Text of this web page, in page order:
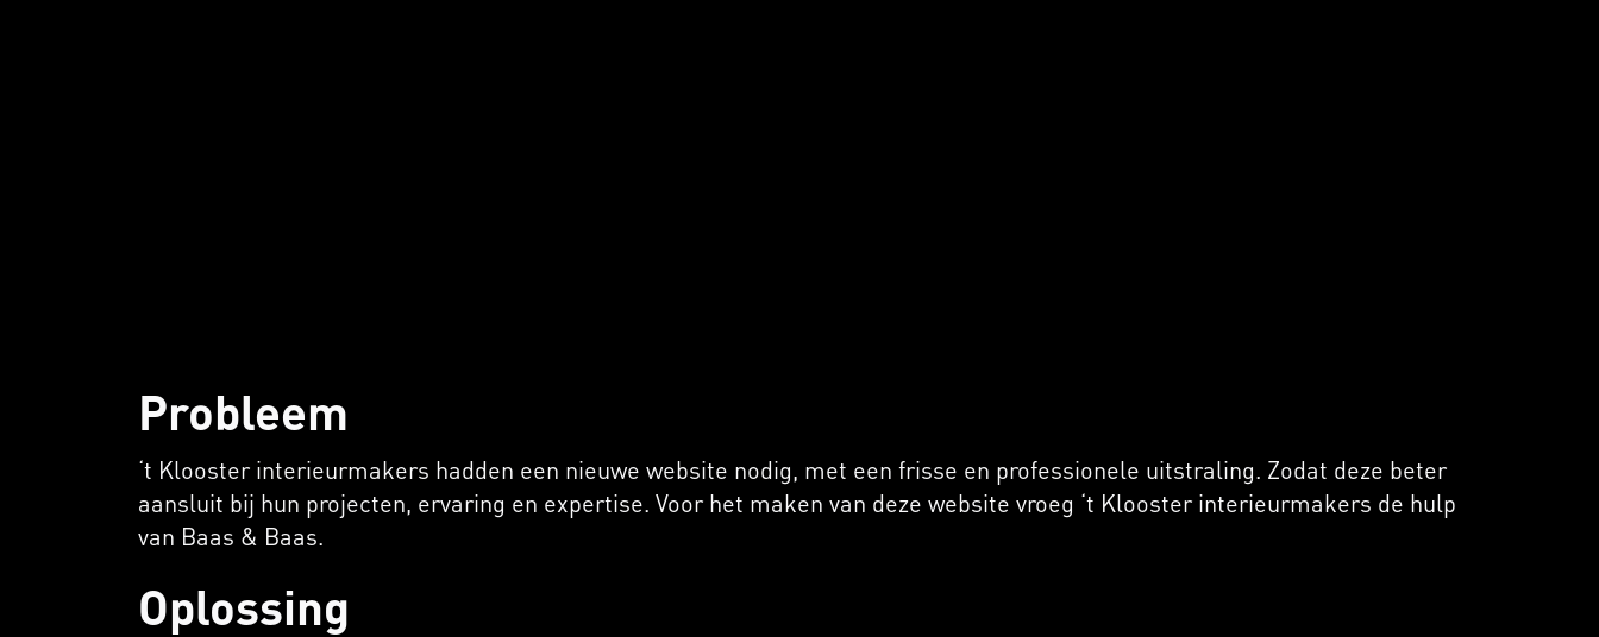
Probleem
‘t Klooster interieurmakers hadden een nieuwe website nodig, met een frisse en professionele uitstraling. Zodat deze beter
aansluit bij hun projecten, ervaring en expertise. Voor het maken van deze website vroeg ‘t Klooster interieurmakers de hulp
van Baas & Baas.
Oplossing